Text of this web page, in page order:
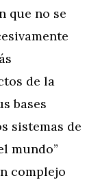
que no se
de la
bases
sistemas de
mundo”
complejo